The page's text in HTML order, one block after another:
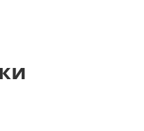
OLED. Он
в качестве Full HD;